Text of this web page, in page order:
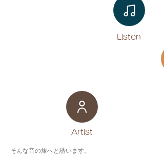
Listen​
​Artist
そんな音の旅へと誘います。